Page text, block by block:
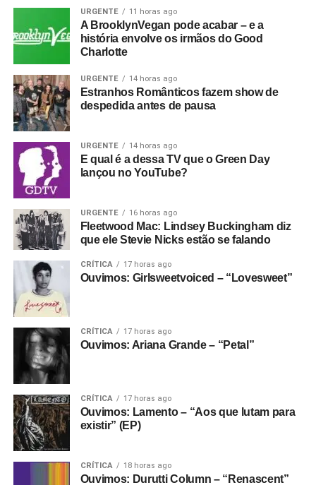
URGENTE 11 horas ago
A BrooklynVegan pode acabar – e a
história envolve os irmãos do Good
Charlotte
URGENTE 14 horas ago
Estranhos Românticos fazem show de
despedida antes de pausa
URGENTE 14 horas ago
E qual é a dessa TV que o Green Day
lançou no YouTube?
URGENTE 16 horas ago
Fleetwood Mac: Lindsey Buckingham diz
que ele Stevie Nicks estão se falando
CRÍTICA 17 horas ago
Ouvimos: Girlsweetvoiced – “Lovesweet”
CRÍTICA 17 horas ago
Ouvimos: Ariana Grande – “Petal”
CRÍTICA 17 horas ago
Ouvimos: Lamento – “Aos que lutam para
existir” (EP)
CRÍTICA 18 horas ago
Ouvimos: Durutti Column – “Renascent”